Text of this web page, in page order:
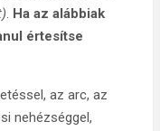
. Ha az alábbiak
értesítse
az arc, az
nehézséggel,